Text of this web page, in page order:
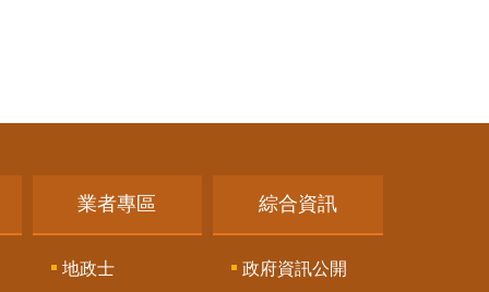
業者專區
地政士
綜合資訊
政府資訊公開